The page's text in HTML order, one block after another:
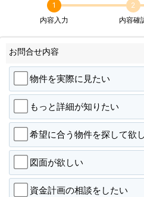
1
内容入力
2
内容確
お問合せ内容
物件を実際に見たい
もっと詳細が知りたい
希望に合う物件を探して欲
図面が欲しい
資金計画の相談をしたい